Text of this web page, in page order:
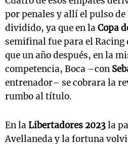
por penales y allí el pulso de
dividido, ya que en laCopa
semifinal fue para el Racing
que un año después, en la
competencia, Boca –con
entrenador– se cobrara la
rumbo al título.
En laLibertadores 2023la
Avellaneda y la fortuna